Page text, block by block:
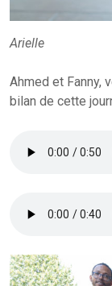
Arielle
Ahmed et Fanny,
bilan de cette